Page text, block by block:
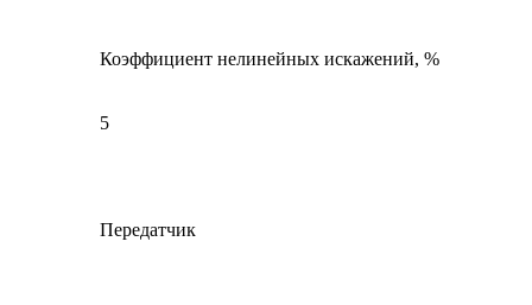
Коэффициент нелинейных искажений, %
5
Передатчик